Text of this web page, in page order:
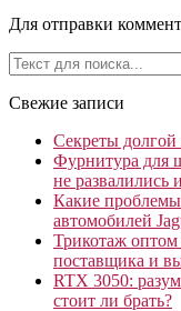
Для отправки
Свежие записи
Секреты
Фурнитура для
не развалились
Какие проблемы
автомобилей
Трикотаж оптом
поставщика и
RTX 3050:
стоит ли брать?